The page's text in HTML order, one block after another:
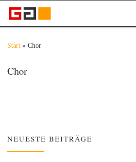
Zum Inhalt springen
Start » Chor
Chor
NEUESTE BEITRÄGE